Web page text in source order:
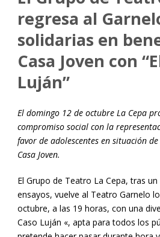
regresa al
solidarias en
Casa Joven con
Luján”
El domingo 12 de octubre La Cepa
compromiso social con la
favor de adolescentes en situación
Casa Joven.
El Grupo de Teatro La Cepa, tras
ensayos, vuelve al Teatro Garnelo
octubre, a las 19 horas, con una
Caso Luján «, apta para todos los